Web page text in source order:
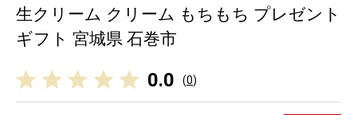
生クリーム クリーム もちもち プレゼント
ギフト 宮城県 石巻市
0.0 (0)